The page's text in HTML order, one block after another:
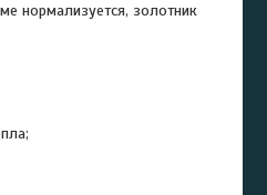
нормализуется, золотник